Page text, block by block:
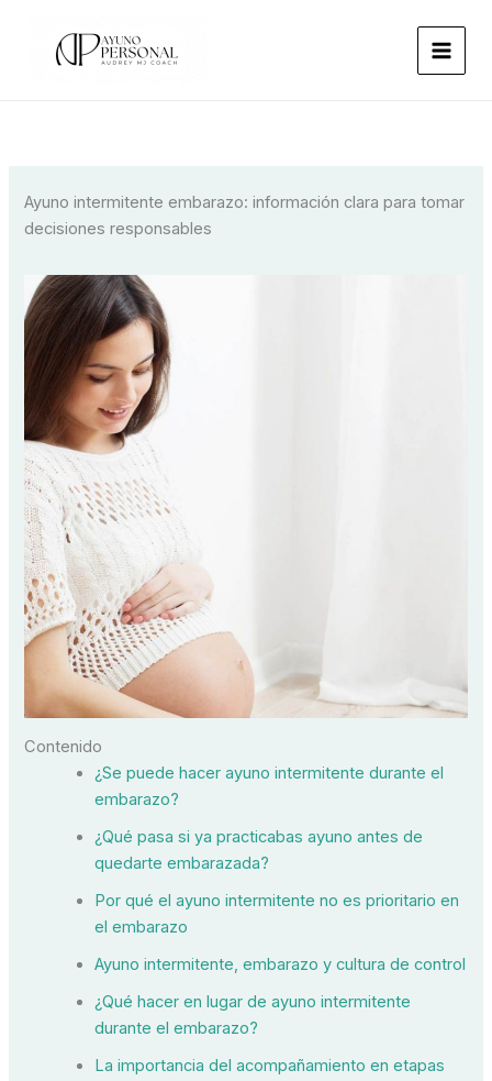
contenido
Ayuno intermitente embarazo: información clara para tomar
decisiones responsables
Contenido
¿Se puede hacer ayuno intermitente durante el
embarazo?
¿Qué pasa si ya practicabas ayuno antes de
quedarte embarazada?
Por qué el ayuno intermitente no es prioritario en
el embarazo
Ayuno intermitente, embarazo y cultura de control
¿Qué hacer en lugar de ayuno intermitente
durante el embarazo?
La importancia del acompañamiento en etapas